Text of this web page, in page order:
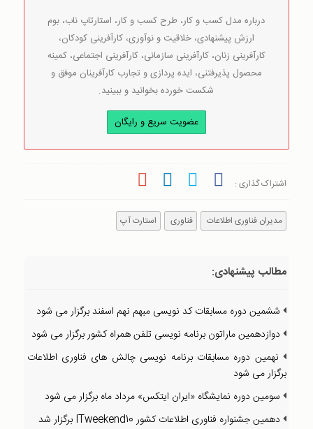
درباره مدل کسب و کار، طرح کسب و کار، استارتاپ ناب، بوم
ارزش پیشنهادی، خلاقیت و نوآوری، کارآفرینی کودکان،
کارآفرینی زنان، کارآفرینی سازمانی، کارآفرینی اجتماعی، کمینه
محصول پذیرفتنی، ایده پردازی و تجارب کارآفرینان موفق و
شکست خورده بخوانید و ببینید.
عضویت سریع و رایگان
اشتراک گذاری :
مدیران فناوری اطلاعات فناوری استارت آپ
مطالب پیشنهادی:
ششمین دوره مسابقات کد نویسی مبهم نهم اسفند برگزار می شود
دوازدهمین ماراتون برنامه نویسی تلفن همراه کشور برگزار می شود
نهمین دوره مسابقات برنامه نویسی چالش های فناوری اطلاعات
برگزار می شود
سومین دوره نمایشگاه «ایران ایتکس» مرداد ماه برگزار می شود
دهمین جشنواره فناوری اطلاعات کشور ITweekend10 برگزار شد